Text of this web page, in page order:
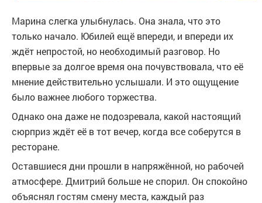
Марина слегка улыбнулась. Она знала, что это
только начало. Юбилей ещё впереди, и впереди их
ждёт непростой, но необходимый разговор. Но
впервые за долгое время она почувствовала, что её
мнение действительно услышали. И это ощущение
было важнее любого торжества.
Однако она даже не подозревала, какой настоящий
сюрприз ждёт её в тот вечер, когда все соберутся в
ресторане.
Оставшиеся дни прошли в напряжённой, но рабочей
атмосфере. Дмитрий больше не спорил. Он спокойно
объяснял гостям смену места, каждый раз